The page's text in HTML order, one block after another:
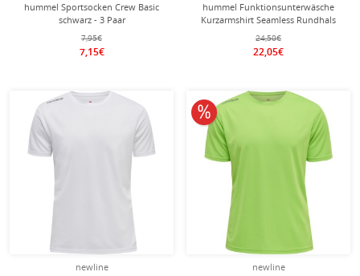
hummel Sportsocken Crew Basic
schwarz - 3 Paar
7,95€
7,15€
hummel Funktionsunterwäsche
Kurzarmshirt Seamless Rundhals
nahtlos schwarz Herren
24,50€
22,05€
newline
newline
10% reduziert